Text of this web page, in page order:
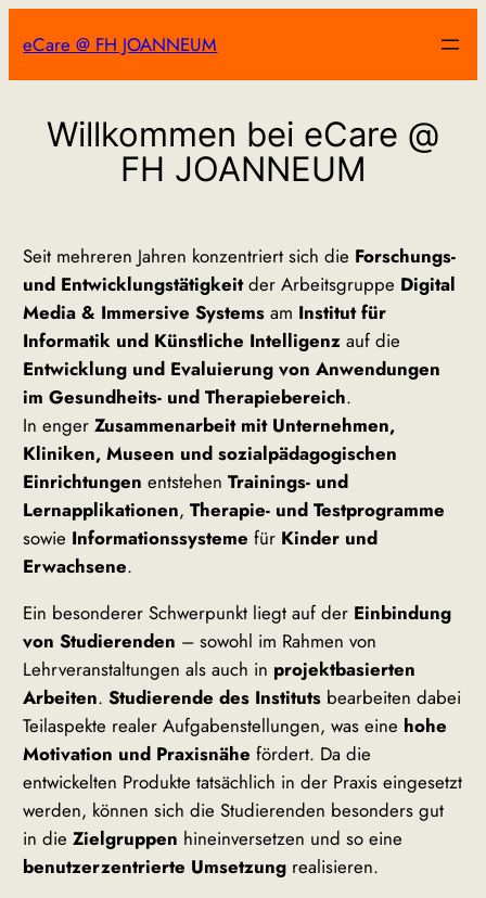
Inhalt
springen
eCare @ FH JOANNEUM
Willkommen bei eCare @
FH JOANNEUM
Seit mehreren Jahren konzentriert sich die Forschungs-
und Entwicklungstätigkeitder Arbeitsgruppe Digital
Media & Immersive Systems am Institut für
Informatik und Künstliche Intelligenz auf die
Entwicklung und Evaluierung von Anwendungen
im Gesundheits- und Therapiebereich.
In engerZusammenarbeit mit Unternehmen,
Kliniken, Museen und sozialpädagogischen
Einrichtungen entstehenTrainings- und
Lernapplikationen,Therapie- und Testprogramme
sowie Informationssysteme für Kinder und
Erwachsene.
Ein besonderer Schwerpunkt liegt auf der Einbindung
von Studierenden – sowohl im Rahmen von
Lehrveranstaltungen als auch in projektbasierten
Arbeiten.Studierende des Instituts bearbeiten dabei
Teilaspekte realer Aufgabenstellungen, was eine hohe
Motivation und Praxisnähe fördert. Da die
entwickelten Produkte tatsächlich in der Praxis eingesetzt
werden, können sich die Studierenden besonders gut
in dieZielgruppen hineinversetzen und so eine
benutzerzentrierte Umsetzung realisieren.